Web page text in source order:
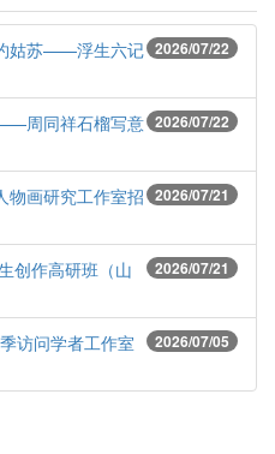
2026/07/22
姑苏——浮生六记
2026/07/22
周同祥石榴写意
2026/07/21
画研究工作室招
2026/07/21
创作高研班（山
2026/07/05
访问学者工作室